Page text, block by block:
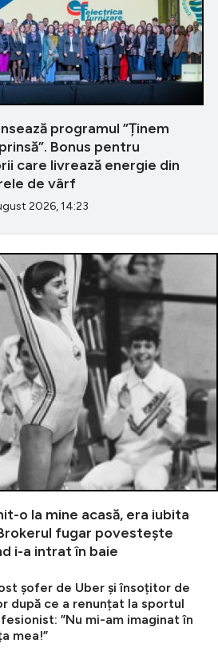
programul ”Ținem
Bonus pentru
care livrează energie din
de vârf
2026, 14:23
o la mine acasă, era iubita
fugar povestește
i-a intrat în baie
șofer de Uber și însoțitor de
după ce a renunțat la sportul
”Nu mi-am imaginat în
mea!”